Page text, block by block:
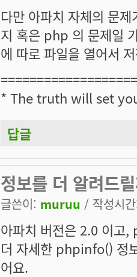
다만 아파치 자체의 문
지 혹은 php 의 문제일
에 따로 파일을 열어서
* The truth will set
답글
정보를 더 알려드
글쓴이: muruu / 작성시
아파치 버전은 2.0 이고
더 자세한 phpinfo() 정
어요.